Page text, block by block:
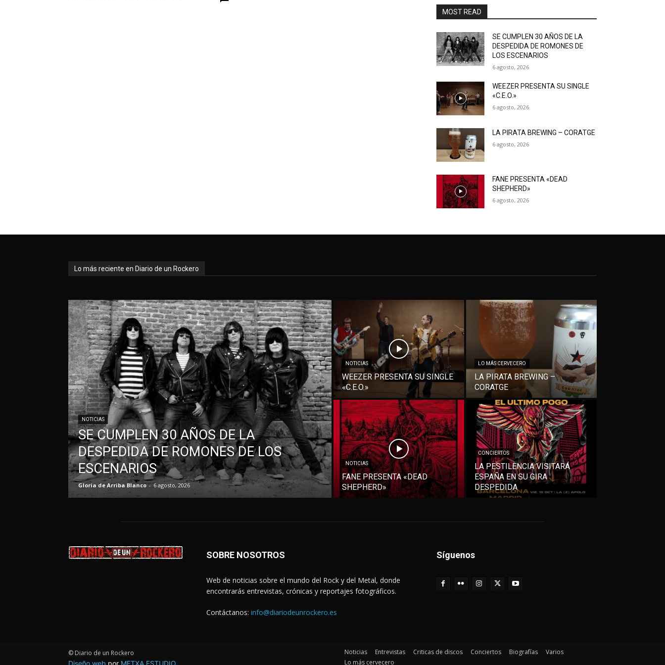
MOST READ
SE CUMPLEN 30 AÑOS DE LA
DESPEDIDA DE ROMONES DE
LOS ESCENARIOS
6 agosto, 2026
WEEZER PRESENTA SU SINGLE
«C.E.O.»
6 agosto, 2026
LA PIRATA BREWING – CORATGE
6 agosto, 2026
FANE PRESENTA «DEAD
SHEPHERD»
6 agosto, 2026
Lo más reciente en Diario de un Rockero
NOTICIAS
SE CUMPLEN 30 AÑOS DE LA
DESPEDIDA DE ROMONES DE LOS
ESCENARIOS
Gloria de Arriba Blanco - 6 agosto, 2026
NOTICIAS
WEEZER PRESENTA SU SINGLE
«C.E.O.»
LO MÁS CERVECERO
LA PIRATA BREWING –
CORATGE
NOTICIAS
FANE PRESENTA «DEAD
SHEPHERD»
CONCIERTOS
LA PESTILENCIA VISITARÁ
ESPAÑA EN SU GIRA
DESPEDIDA
SOBRE NOSOTROS
Web de noticias sobre el mundo del Rock y del Metal, donde
encontrarás entrevistas, crónicas y reportajes fotográficos.
Contáctanos: info@diariodeunrockero.es
Síguenos
© Diario de un Rockero
Diseño web por METXA ESTUDIO
Noticias Entrevistas Criticas de discos Conciertos Biografías
Varios
Lo más cervecero